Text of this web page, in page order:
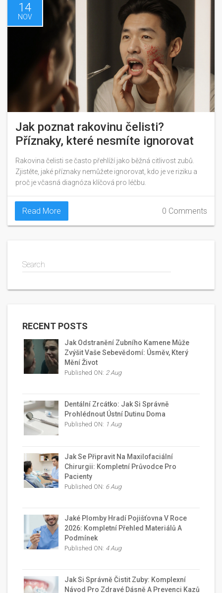
14
NOV
Jak poznat rakovinu čelisti?
Příznaky, které nesmíte ignorovat
Rakovina čelisti se často přehlíží jako běžná citlivost zubů.
Zjistěte, jaké příznaky nemůžete ignorovat, kdo je ve riziku a
proč je včasná diagnóza klíčová pro léčbu.
Read More 0 Comments
Search
RECENT POSTS
Jak Odstranění Zubního Kamene Může
Zvýšit Vaše Sebevědomí: Úsměv, Který
Mění Život
Published ON: 2 Aug
Dentální Zrcátko: Jak Si Správně
Prohlédnout Ústní Dutinu Doma
Published ON: 1 Aug
Jak Se Připravit Na Maxilofaciální
Chirurgii: Kompletní Průvodce Pro
Pacienty
Published ON: 6 Aug
Jaké Plomby Hradí Pojišťovna V Roce
2026: Kompletní Přehled Materiálů A
Podmínek
Published ON: 4 Aug
Jak Si Správně Čistit Zuby: Komplexní
Návod Pro Zdravé Dásně A Prevenci Kazů